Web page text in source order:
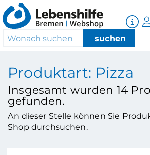
Produktart: Pizza
Insgesamt wurden 14
gefunden.
An dieser Stelle können Sie
Shop durchsuchen.